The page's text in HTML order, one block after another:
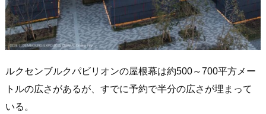
ルクセンブルクパビリオンの屋根幕は約500～700平方メー
トルの広さがあるが、すでに予約で半分の広さが埋まって
いる。